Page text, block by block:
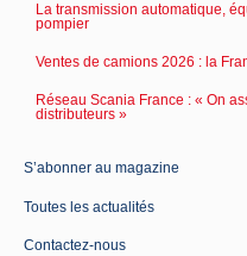
La transmission automatique,
pompier
Ventes de camions 2026 : la
Réseau Scania France : « On
distributeurs »
S’abonner au magazine
Toutes les actualités
Contactez-nous